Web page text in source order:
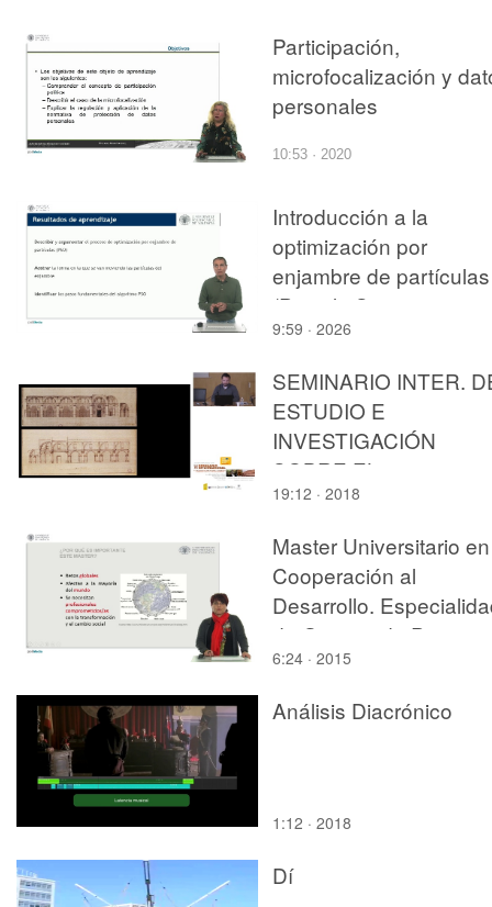
Participación,
microfocalización y
personales
10:53 · 2020
Introducción a la
optimización por
enjambre de partículas
(Particle Swarm
Optimization)
9:59 · 2026
SEMINARIO INTER.
ESTUDIO E
INVESTIGACIÓN
SOBRE EL
RECONOCIMIENTO,
CONSERVACIÓN Y EL
RE-USO DEL
PATRIMÓNIO
19:12 · 2018
Master Universitario en
Cooperación al
Desarrollo.
de Gestion de
y Procesos de
6:24 · 2015
Análisis Diacrónico
1:12 · 2018
Dí